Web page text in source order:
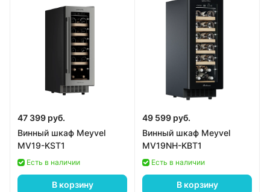
47 399 руб.
Винный шкаф Meyvel
MV19-KST1
Есть в наличии
В корзину
49 599 руб.
Винный шкаф Meyvel
MV19NH-KBT1
Есть в наличии
В корзину